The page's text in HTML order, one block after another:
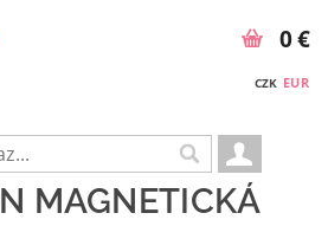
CZK EUR
0 €
MAGNETICKÁ